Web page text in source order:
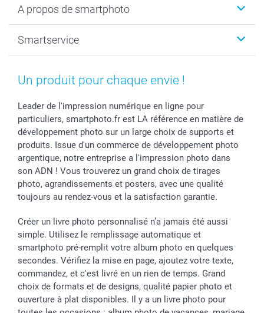
Tirage photo & agrandissement
Faire-part & Cartes
Coques smartphone
Cadres photo & accessoires déco
Dénicheur d'idées cadeau
Anniversaire
Naissance & baptême
Fête des Mères
Communion
Baptême
Toussaint
Rentrée des classes
Saint-Valentin
Vacances
A propos de smartphoto
Plan du site
Droit de rétraction
Vie privée
Gestion des cookies
Tarifs
Partenariats & Influence
Investisseurs
Smartservice
Aide
smartfriends
Livraison
Modes de paiement
Grandes quantités
Statut de ma commande
Un produit pour chaque envie !
Leader de l'impression numérique en ligne pour
particuliers, smartphoto.fr est LA référence en matière de
développement photo sur un large choix de supports et
produits. Issue d'un commerce de développement photo
argentique, notre entreprise a l'impression photo dans
son ADN ! Vous trouverez un grand choix de tirages
photo, agrandissements et posters, avec une qualité
toujours au rendez-vous et la satisfaction garantie.
Créer un livre photo personnalisé n’a jamais été aussi
simple. Utilisez le remplissage automatique et
smartphoto pré-remplit votre album photo en quelques
secondes. Vérifiez la mise en page, ajoutez votre texte,
commandez, et c'est livré en un rien de temps. Grand
choix de formats et de designs, qualité papier photo et
ouverture à plat disponibles. Il y a un livre photo pour